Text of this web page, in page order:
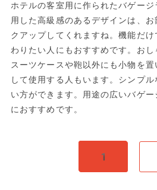
ホテルの客室用に作られたバゲー
用した高級感のあるデザインは、
クアップしてくれますね。機能だ
わりたい人にもおすすめです。おし
スーツケースや鞄以外にも小物を
して使用する人もいます。シンプ
い方ができます。用途の広いバゲ
におすすめです。
1